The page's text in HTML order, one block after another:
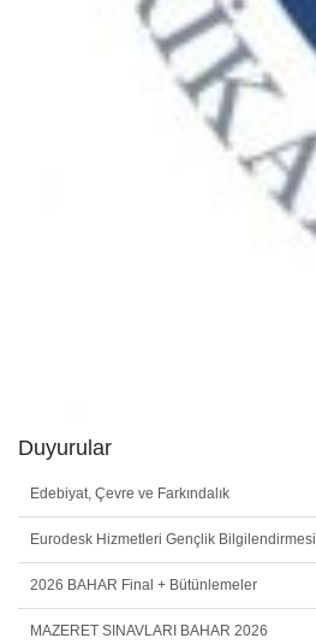
Duyurular
Edebiyat, Çevre ve Farkındalık
Eurodesk Hizmetleri Gençlik Bilgilendirmesi
2026 BAHAR Final + Bütünlemeler
MAZERET SINAVLARI BAHAR 2026